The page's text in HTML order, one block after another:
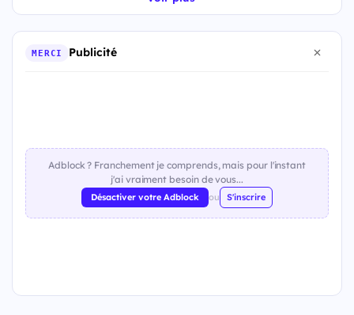
MERCI Publicité
Adblock ? Franchement je comprends, mais pour l'instant
j'ai vraiment besoin de vous...
Désactiver votre Adblock ou S'inscrire